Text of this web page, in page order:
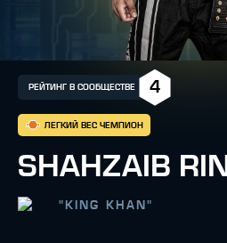
ЛЕГКИЙ ВЕС ЧЕМПИОН
РЕЙТИНГ В СООБЩЕСТВЕ 4
SHAHZAIB
" KING KHAN"